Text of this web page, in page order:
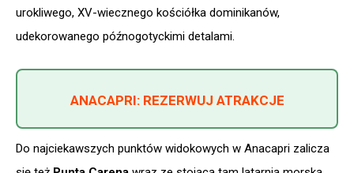
urokliwego, XV-wiecznego kościółka dominikanów,
udekorowanego późnogotyckimi detalami.
ANACAPRI: REZERWUJ ATRAKCJE
Do najciekawszych punktów widokowych w Anacapri zalicza